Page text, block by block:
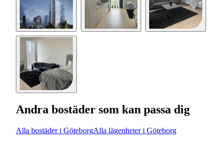
Andra bostäder som kan passa dig
Alla bostäder i GöteborgAlla lägenheter i Göteborg